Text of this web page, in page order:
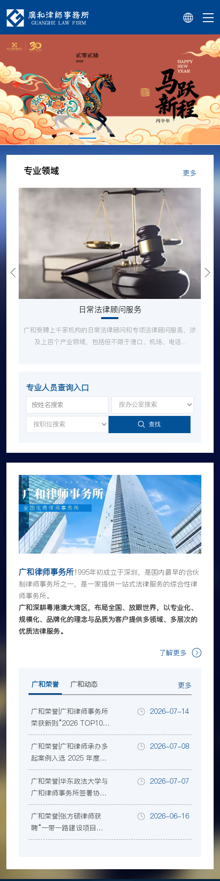
专业领域 更多
日常法律顾问服务
广和受聘上千家机构的日常法律顾问和专项法律顾问服务，涉
及上百个产业领域，包括但不限于港口、机场、电话...
专业人员查询入口
查找
广和律师事务所1995年初成立于深圳，是国内最早的合伙
制律师事务所之一，是一家提供一站式法律服务的综合性律
师事务所。
广和深耕粤港澳大湾区，布局全国、放眼世界，以专业化、
规模化、品牌化的理念与品质为客户提供多领域、多层次的
优质法律服务。
了解更多
广和荣誉 广和动态 更多
广和荣誉|广和律师事务所
荣获新则“2026 TOP100
规模律所榜”等三项行业
大奖
2026-07-14
广和荣誉|广和律师承办多
起案例入选 2025 年度深
圳律师业务参考案例
2026-07-08
广和荣誉|华东政法大学与
广和律师事务所签署协
议，共建涉外法治人才协
同培养暨教学实践基地
2026-07-07
广和荣誉|张方硕律师获
聘“一带一路建设项目争
议评审中心”首批首席争
2026-06-16